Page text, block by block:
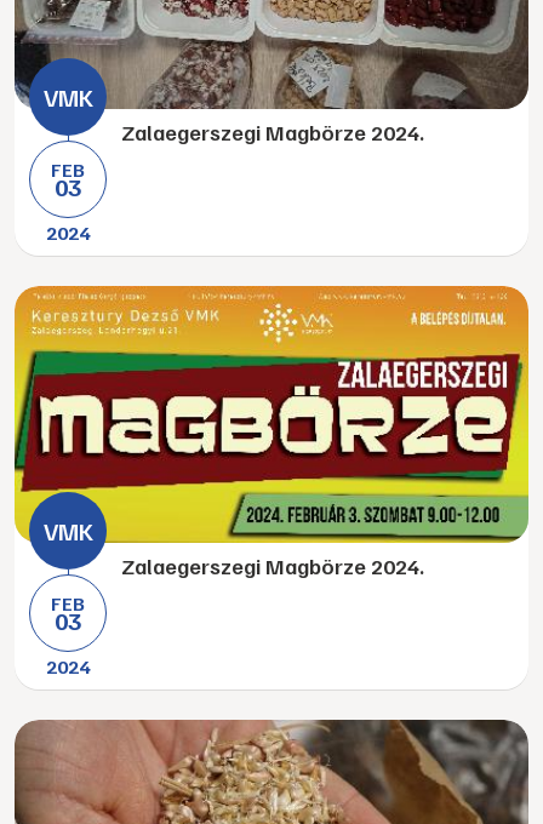
FEB
03
2024
Zalaegerszegi Magbörze 2024.
FEB
03
2024
Zalaegerszegi Magbörze 2024.